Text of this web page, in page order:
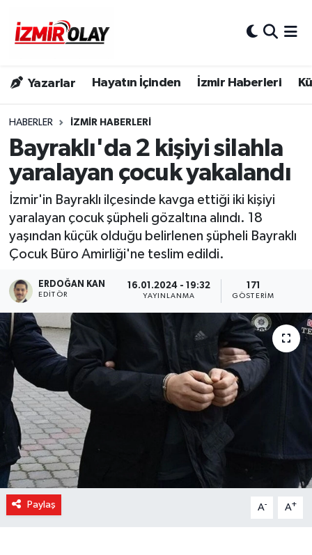
Yazarlar Hayatın İçinden İzmir Haberleri
HABERLER İZMIR HABERLERI
Bayraklı'da 2 kişiyi silahla
yaralayan çocuk yakalandı
İzmir'in Bayraklı ilçesinde kavga ettiği iki kişiyi
yaralayan çocuk şüpheli gözaltına alındı. 18
yaşından küçük olduğu belirlenen şüpheli Bayraklı
Çocuk Büro Amirliği'ne teslim edildi.
ERDOĞAN KAN
EDITÖR
16.01.2024 - 19:32
YAYINLANMA
171
GÖSTERIM
Paylaş A- A+
Konak Trafik Yoğunluk Haritası
Süper Lig Puan Durumu ve Fikstür
Tüm Manşetler
Son Dakika Haberleri
Haber Arşivi